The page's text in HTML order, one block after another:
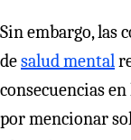
Sin embargo, las
desalud mental
consecuencias
por mencionar